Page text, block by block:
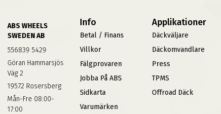
ABS WHEELS
SWEDEN AB
556839 5429
Göran Hammarsjös
Väg 2
19572 Rosersberg
Mån-Fre 08:00-
17:00
Info
Betal / Finans
Villkor
Fälgprovaren
Jobba På ABS
Sidkarta
Varumärken
Applikationer
Däckväljare
Däckomvandlare
Press
TPMS
Offroad Däck